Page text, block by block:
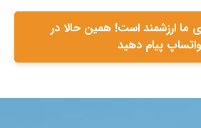
ما ارزشمند است! همین حالا در
واتساپ پیام دهید